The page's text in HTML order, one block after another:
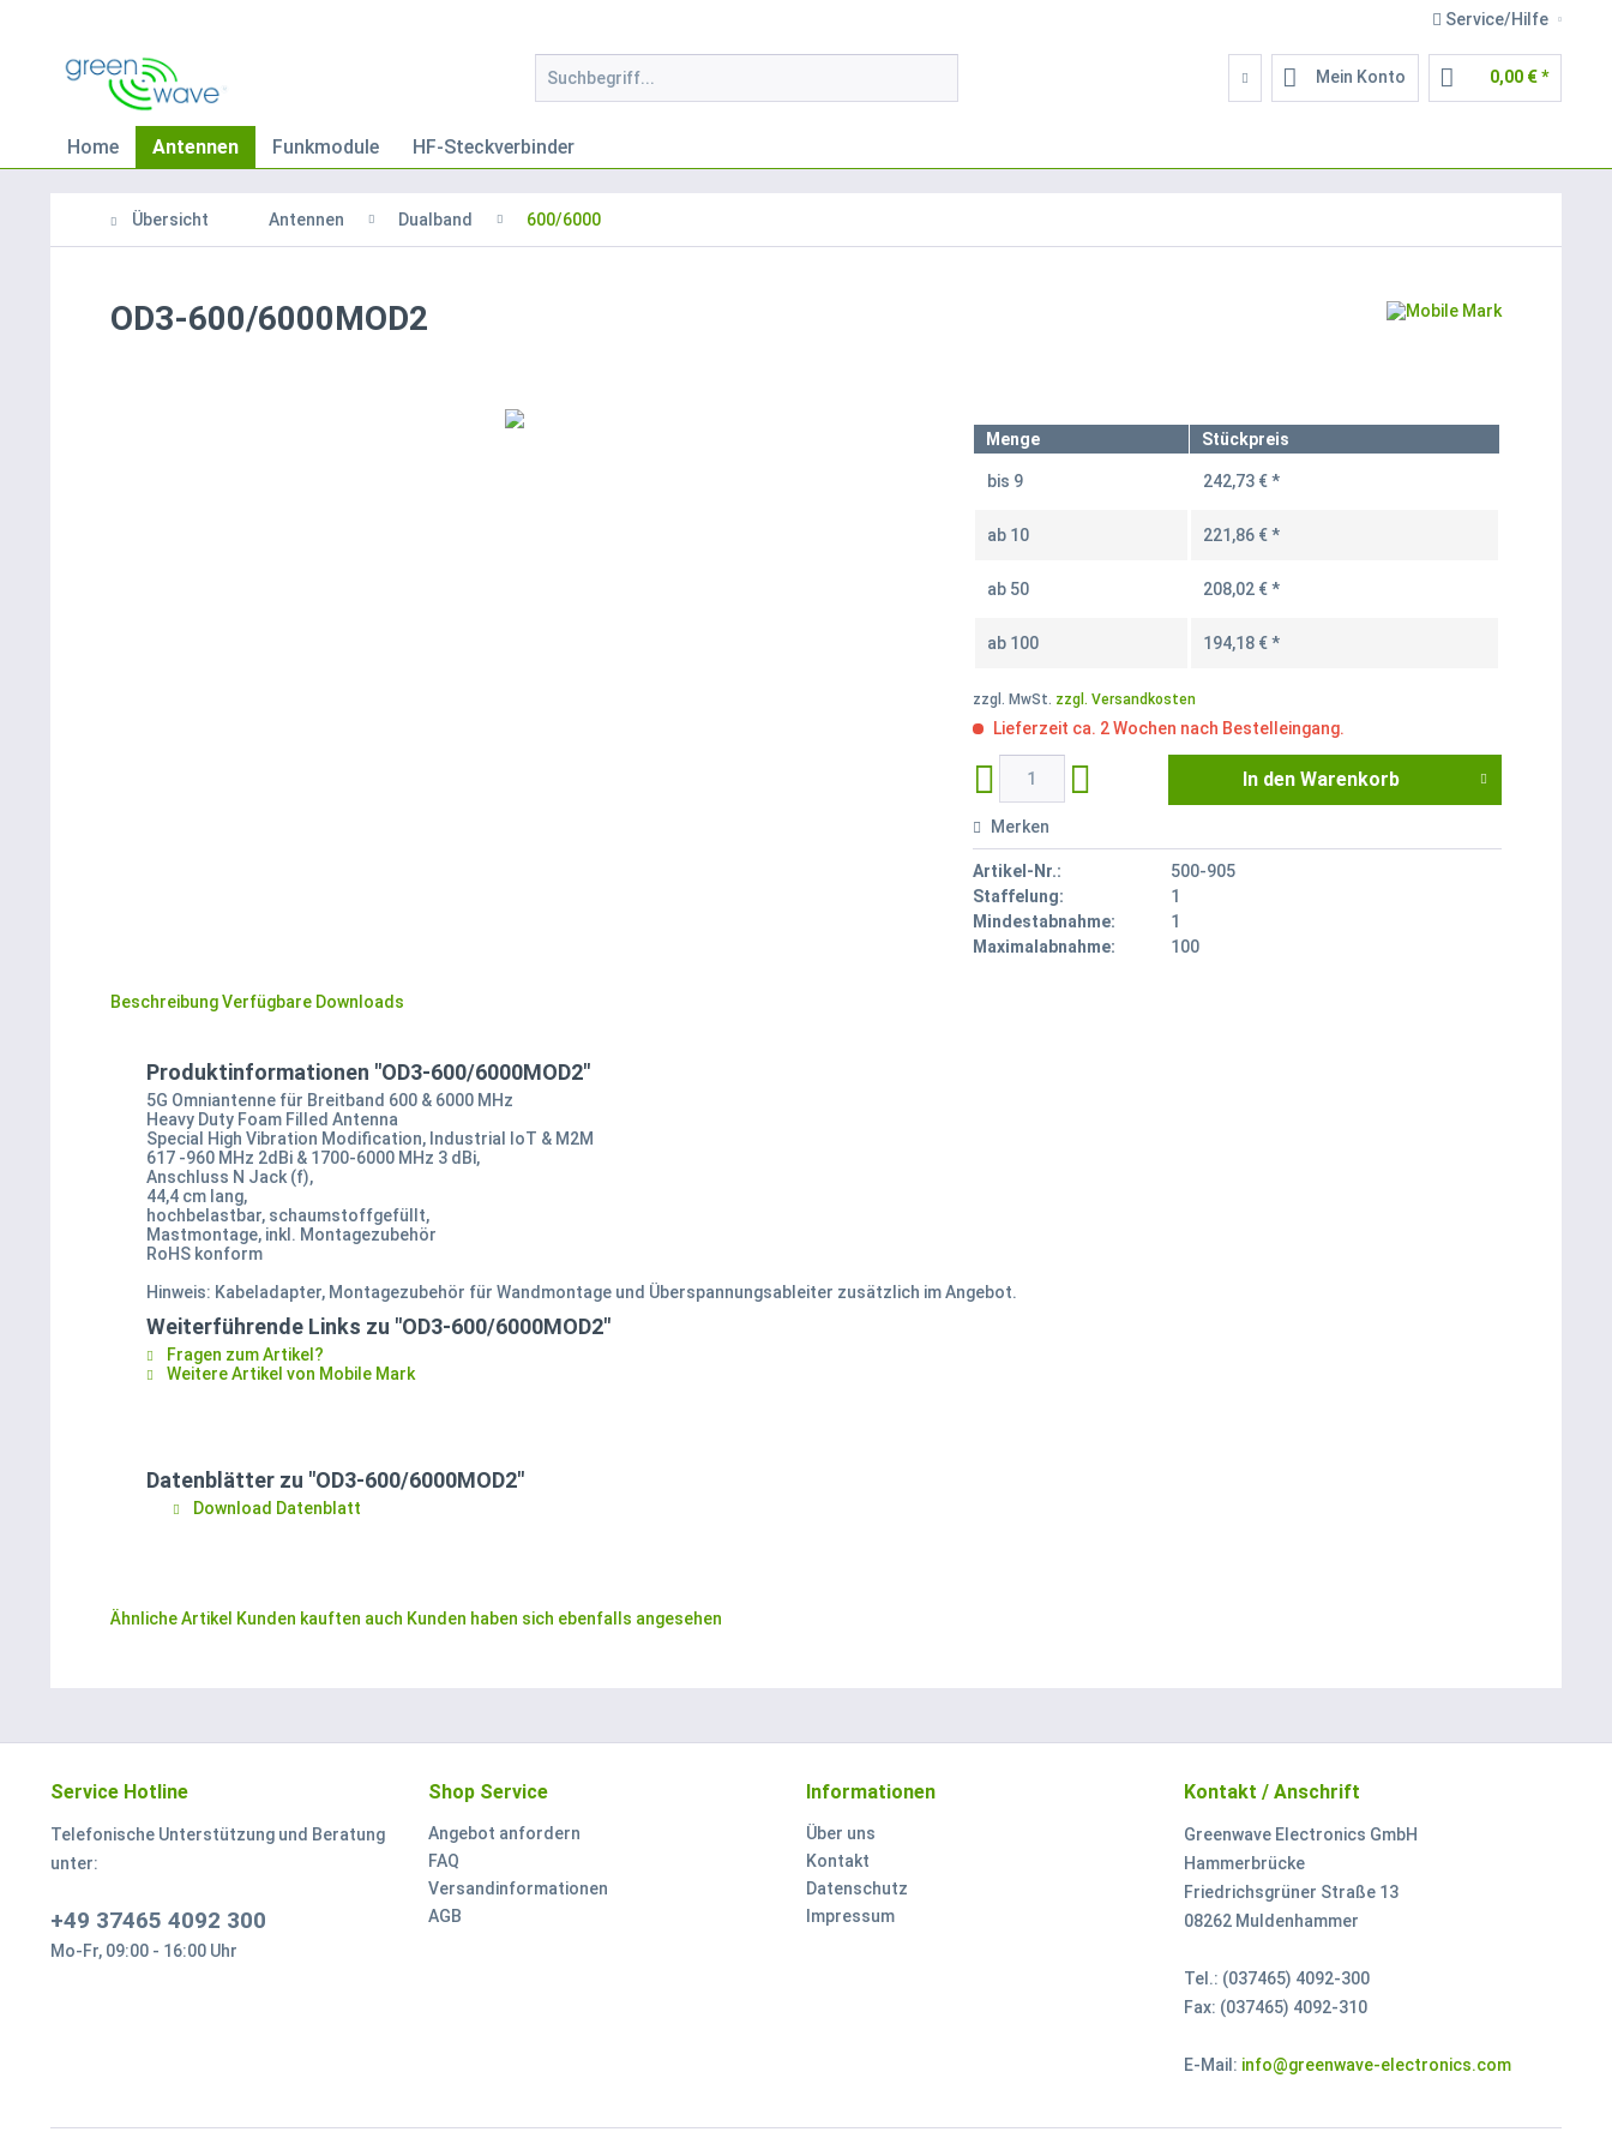
Service/Hilfe
Mein Konto 0,00 € *
Home Antennen Funkmodule HF-Steckverbinder
Übersicht Antennen Dualband 600/6000
OD3-600/6000MOD2
Menge Stückpreis
bis 9 242,73 € *
ab 10 221,86 € *
ab 50 208,02 € *
ab 100 194,18 € *
zzgl. MwSt. zzgl. Versandkosten
Lieferzeit ca. 2 Wochen nach Bestelleingang.
In den Warenkorb
Merken
Artikel-Nr.:
500-905
Staffelung:
1
Mindestabnahme:
1
Maximalabnahme:
100
BeschreibungVerfügbare Downloads
Produktinformationen "OD3-600/6000MOD2"
5G Omniantenne für Breitband 600 & 6000 MHz
Heavy Duty Foam Filled Antenna
Special High Vibration Modification, Industrial IoT & M2M
617 -960 MHz 2dBi & 1700-6000 MHz 3 dBi,
Anschluss N Jack (f),
44,4 cm lang,
hochbelastbar, schaumstoffgefüllt,
Mastmontage, inkl. Montagezubehör
RoHS konform
Hinweis: Kabeladapter, Montagezubehör für Wandmontage und Überspannungsableiter zusätzlich im Angebot.
Weiterführende Links zu "OD3-600/6000MOD2"
Fragen zum Artikel?
Weitere Artikel von Mobile Mark
Datenblätter zu "OD3-600/6000MOD2"
Download Datenblatt
Ähnliche Artikel Kunden kauften auch Kunden haben sich ebenfalls angesehen
Service Hotline
Telefonische Unterstützung und Beratung
unter:
+49 37465 4092 300
Mo-Fr, 09:00 - 16:00 Uhr
Shop Service
Angebot anfordern
FAQ
Versandinformationen
AGB
Informationen
Über uns
Kontakt
Datenschutz
Impressum
Kontakt / Anschrift
Greenwave Electronics GmbH
Hammerbrücke
Friedrichsgrüner Straße 13
08262 Muldenhammer
Tel.: (037465) 4092-300
Fax: (037465) 4092-310
E-Mail: info@greenwave-electronics.com